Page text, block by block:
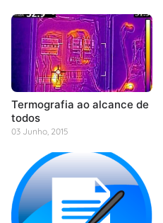
Termografia ao alcance de
todos
03 Junho, 2015